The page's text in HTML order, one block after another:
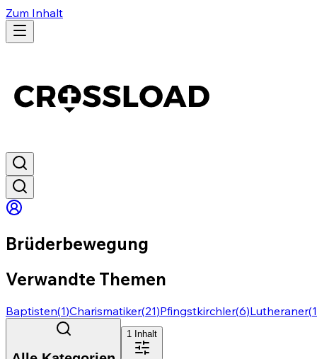
Zum Inhalt
Brüderbewegung
Verwandte Themen
Baptisten(1)Charismatiker(21)Pfingstkirchler(6)Lutheraner(1
1 Inhalt